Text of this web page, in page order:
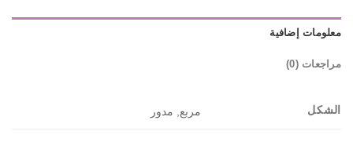
معلومات إضافية
مراجعات (0)
الشكل مربع, مدور